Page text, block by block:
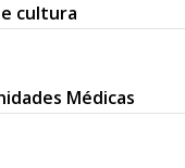
cultura
Médicas